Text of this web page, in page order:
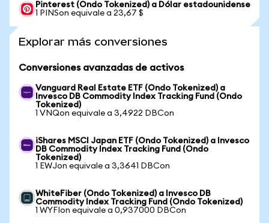
Pinterest (Ondo Tokenized) a Dólar estadounidense
1 PINSon equivale a 23,67 $
Explorar más conversiones
Conversiones avanzadas de activos
Vanguard Real Estate ETF (Ondo Tokenized) a
Invesco DB Commodity Index Tracking Fund (Ondo
Tokenized)
1 VNQon equivale a 3,4922 DBCon
iShares MSCI Japan ETF (Ondo Tokenized) a Invesco
DB Commodity Index Tracking Fund (Ondo
Tokenized)
1 EWJon equivale a 3,3641 DBCon
WhiteFiber (Ondo Tokenized) a Invesco DB
Commodity Index Tracking Fund (Ondo Tokenized)
1 WYFIon equivale a 0,937000 DBCon